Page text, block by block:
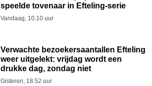
speelde tovenaar in Efteling-serie
Vandaag, 10.10 uur
Verwachte bezoekersaantallen Efteling
weer uitgelekt: vrijdag wordt een
drukke dag, zondag niet
Gisteren, 18.52 uur